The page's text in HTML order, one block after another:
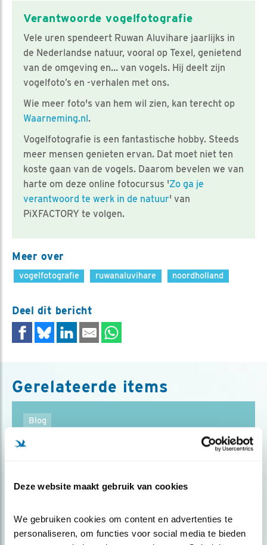
Deze website maakt gebruik van cookies
We gebruiken cookies om content en advertenties te
personaliseren, om functies voor social media te bieden
Verantwoorde vogelfotografie
Vele uren spendeert Ruwan Aluvihare jaarlijks in
de Nederlandse natuur, vooral op Texel, genietend
van de omgeving en… van vogels. Hij deelt zijn
vogelfoto’s en -verhalen met ons.
Wie meer foto's van hem wil zien, kan terecht op
Waarneming.nl.
Vogelfotografie is een fantastische hobby. Steeds
meer mensen genieten ervan. Dat moet niet ten
koste gaan van de vogels. Daarom bevelen we van
harte om deze online fotocursus 'Zo ga je
verantwoord te werk in de natuur' van
PiXFACTORY te volgen.
Meer over
vogelfotografie ruwanaluvihare noordholland
Deel dit bericht
Gerelateerde items
Blog
VRIENDSCHAP MET EEN ZWARTE